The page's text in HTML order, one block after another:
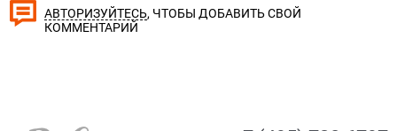
АВТОРИЗУЙТЕСЬ, ЧТОБЫ ДОБАВИТЬ СВОЙ
КОММЕНТАРИЙ